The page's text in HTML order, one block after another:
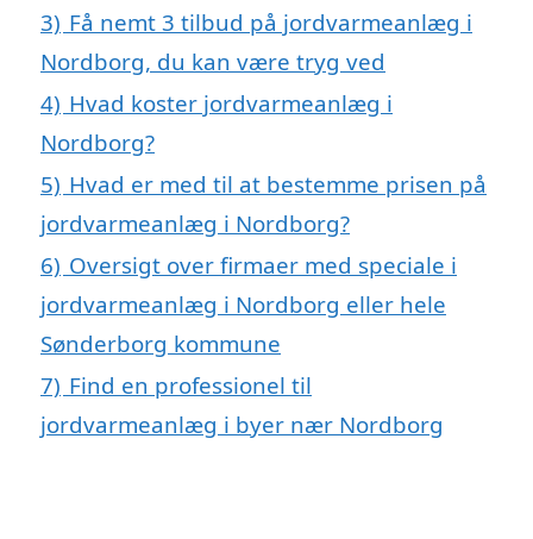
3) Få nemt 3 tilbud på jordvarmeanlæg i
Nordborg, du kan være tryg ved
4) Hvad koster jordvarmeanlæg i
Nordborg?
5) Hvad er med til at bestemme prisen på
jordvarmeanlæg i Nordborg?
6) Oversigt over firmaer med speciale i
jordvarmeanlæg i Nordborg eller hele
Sønderborg kommune
7) Find en professionel til
jordvarmeanlæg i byer nær Nordborg